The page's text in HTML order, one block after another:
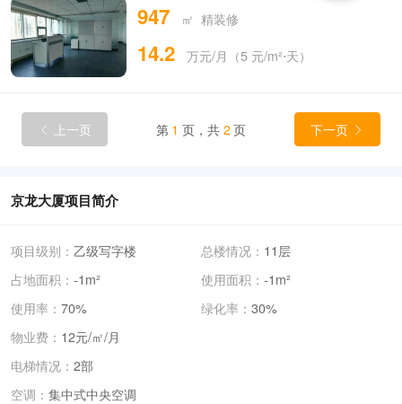
947 ㎡ 精装修
14.2 万元/月（5 元/m²⋅天）
 上一页 第 1 页，共 2页 下一页 
京龙大厦项目简介
项目级别： 乙级写字楼 总楼情况： 11层
占地面积： -1m² 使用面积： -1m²
使用率： 70% 绿化率： 30%
物业费： 12元/㎡/月
电梯情况： 2部
空调： 集中式中央空调